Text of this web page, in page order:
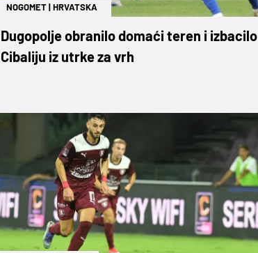
NOGOMET|HRVATSKA
Dugopolje obranilo domaći teren i izbacilo
Cibaliju iz utrke za vrh